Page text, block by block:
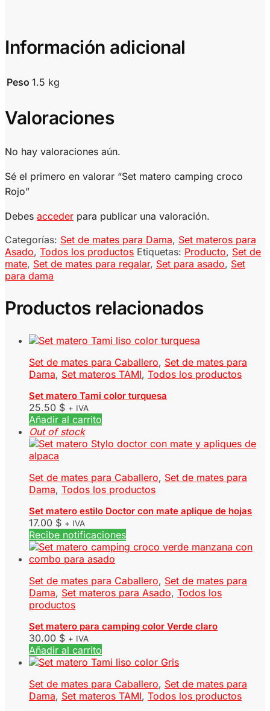
Información adicional
Peso 1.5 kg
Valoraciones
No hay valoraciones aún.
Sé el primero en valorar “Set matero camping croco
Rojo”
Debes acceder para publicar una valoración.
Categorías: Set de mates para Dama, Set materos para
Asado, Todos los productos Etiquetas: Producto, Set de
mate, Set de mates para regalar, Set para asado, Set
para dama
Productos relacionados
Set de mates para Caballero, Set de mates para
Dama, Set materos TAMI, Todos los productos
Set matero Tami color turquesa
25.50 $ + IVA
Añadir al carrito
Out of stock
Set de mates para Caballero, Set de mates para
Dama, Todos los productos
Set matero estilo Doctor con mate aplique de hojas
17.00 $ + IVA
Recibe notificaciones
Set de mates para Caballero, Set de mates para
Dama, Set materos para Asado, Todos los
productos
Set matero para camping color Verde claro
30.00 $ + IVA
Añadir al carrito
Set de mates para Caballero, Set de mates para
Dama, Set materos TAMI, Todos los productos